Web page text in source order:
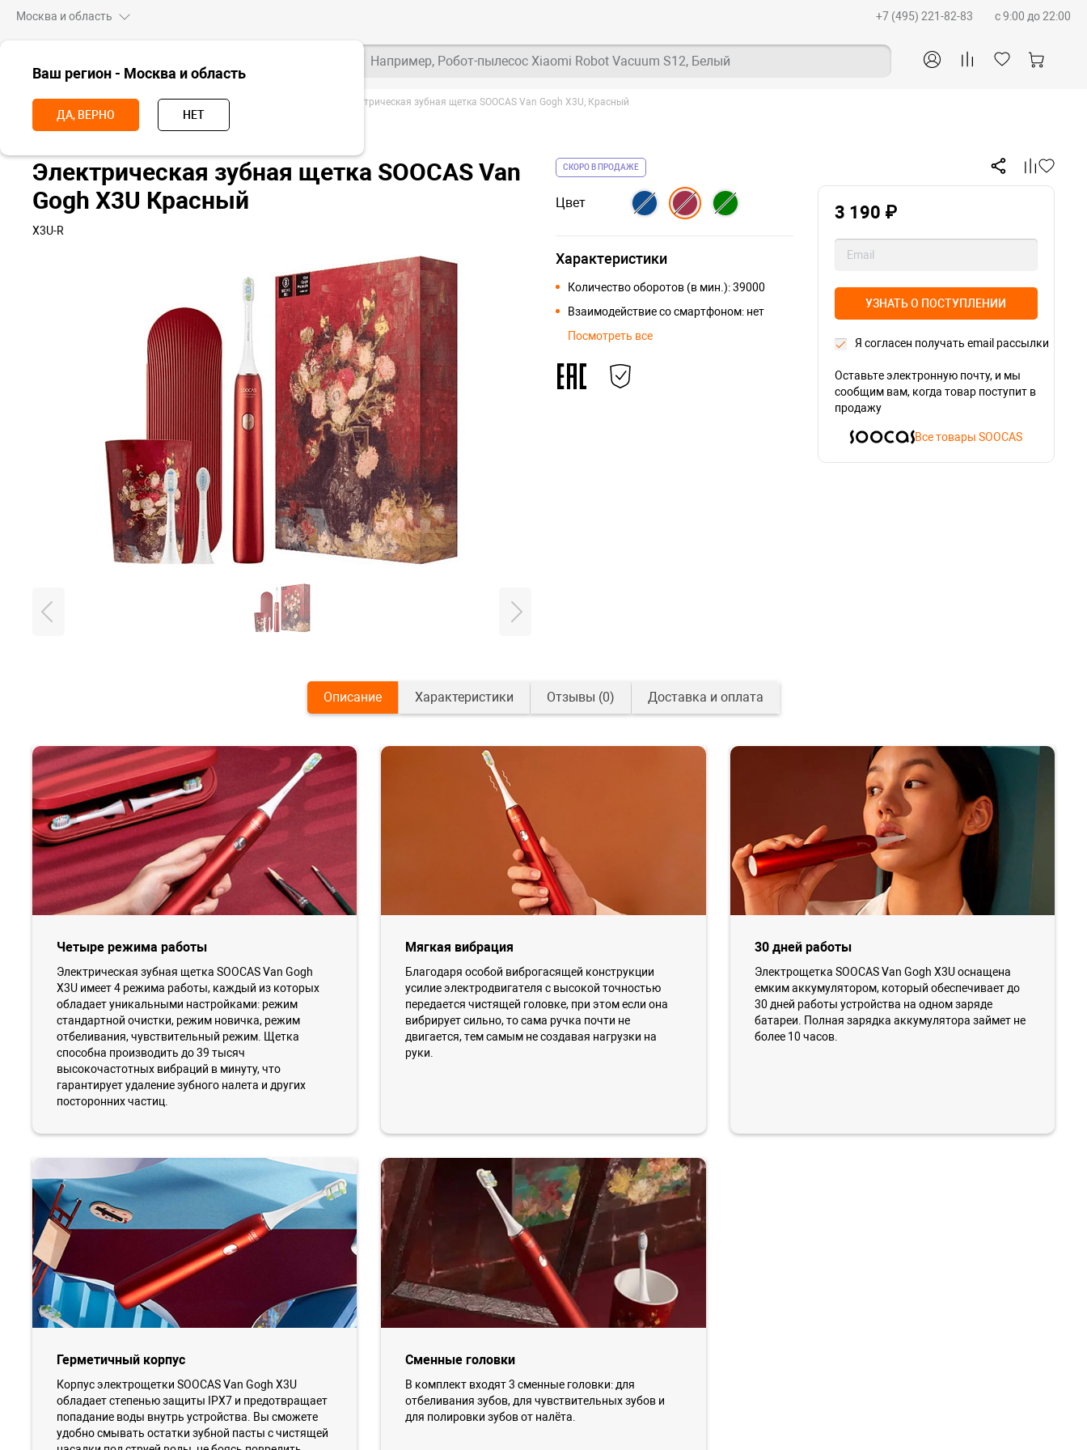
Москва и область
Ваш регион - Москва и область
ДА, ВЕРНО НЕТ
+7 (495) 221-82-83 c 9:00 до 22:00
Например, Робот-пылесос Xiaomi Robot Vacuum S12, Белый
Главная Для дома Красота и здоровье Электрическая зубная щетка SOOCAS Van Gogh X3U, Красный
Электрическая зубная щетка SOOCAS Van
Gogh X3U Красный
X3U-R
СКОРО В ПРОДАЖЕ
Цвет
Характеристики
Количество оборотов (в мин.): 39000
Взаимодействие со смартфоном: нет
Посмотреть все
3 190 ₽
УЗНАТЬ О ПОСТУПЛЕНИИ
Я согласен получать email рассылки
Оставьте электронную почту, и мы
сообщим вам, когда товар поступит в
продажу
Все товары SOOCAS
Описание Характеристики Отзывы (0) Доставка и оплата
Четыре режима работы
Электрическая зубная щетка SOOCAS Van Gogh
X3U имеет 4 режима работы, каждый из которых
обладает уникальными настройками: режим
стандартной очистки, режим новичка, режим
отбеливания, чувствительный режим. Щетка
способна производить до 39 тысяч
высокочастотных вибраций в минуту, что
гарантирует удаление зубного налета и других
посторонних частиц.
Мягкая вибрация
Благодаря особой виброгасящей конструкции
усилие электродвигателя с высокой точностью
передается чистящей головке, при этом если она
вибрирует сильно, то сама ручка почти не
двигается, тем самым не создавая нагрузки на
руки.
30 дней работы
Электрощетка SOOCAS Van Gogh X3U оснащена
емким аккумулятором, который обеспечивает до
30 дней работы устройства на одном заряде
батареи. Полная зарядка аккумулятора займет не
более 10 часов.
Герметичный корпус
Корпус электрощетки SOOCAS Van Gogh X3U
обладает степенью защиты IPX7 и предотвращает
попадание воды внутрь устройства. Вы сможете
удобно смывать остатки зубной пасты с чистящей
Сменные головки
В комплект входят 3 сменные головки: для
отбеливания зубов, для чувствительных зубов и
для полировки зубов от налёта.